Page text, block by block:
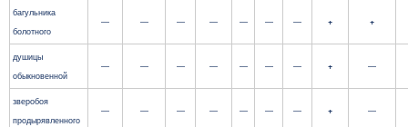
багульника
болотного
— — — — — — — + +
душицы
обыкновенной
— — — — — — — + —
зверобоя
продырявленного
— — — — — — — + —